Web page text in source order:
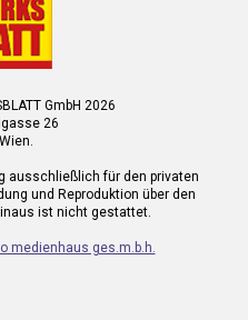
GmbH 2026
26
ausschließlich für den privaten
und Reproduktion über den
ist nicht gestattet.
medienhaus ges.m.b.h.